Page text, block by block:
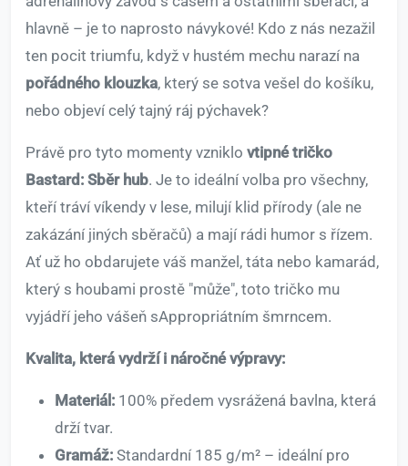
hlavně – je to naprosto návykové! Kdo z nás nezažil
ten pocit triumfu, když v hustém mechu narazí na
pořádného klouzka, který se sotva vešel do košíku,
nebo objeví celý tajný ráj pýchavek?
Právě pro tyto momenty vzniklo vtipné tričko
Bastard: Sběr hub. Je to ideální volba pro všechny,
kteří tráví víkendy v lese, milují klid přírody (ale ne
zakázání jiných sběračů) a mají rádi humor s řízem.
Ať už ho obdarujete váš manžel, táta nebo kamarád,
který s houbami prostě "může", toto tričko mu
vyjádří jeho vášeň sAppropriátním šmrncem.
Kvalita, která vydrží i náročné výpravy:
Materiál: 100% předem vysrážená bavlna, která
drží tvar.
Gramáž: Standardní 185 g/m² – ideální pro